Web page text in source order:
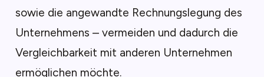
sowie die angewandte Rechnungslegung des
Unternehmens – vermeiden und dadurch die
Vergleichbarkeit mit anderen Unternehmen
ermöglichen möchte.